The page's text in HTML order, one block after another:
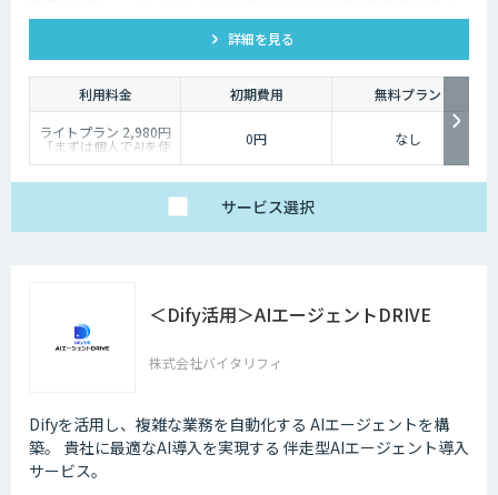
活用できるAIエージェントです 。資料作成や返信工数を最大
80%削減し、商談獲得までを自動化します。
詳細を見る
利用料金 初期費用
無料プラン
ライトプラン 2,980円
「まずは個人でAIを使
い倒したい」方に
で、日々の壁打ちや調
※AIスライド作成など
「チームで業務を劇的
に変えたい」方に
・5名様まで一律料金
で使い放題
・全機能制限なし！ AI
を最大化
0円 なし
サービス選択
＜Dify活用＞AIエージェントDRIVE
株式会社バイタリフィ
Difyを活用し、複雑な業務を自動化する AIエージェントを構
築。 貴社に最適なAI導入を実現する 伴走型AIエージェント導入
サービス。